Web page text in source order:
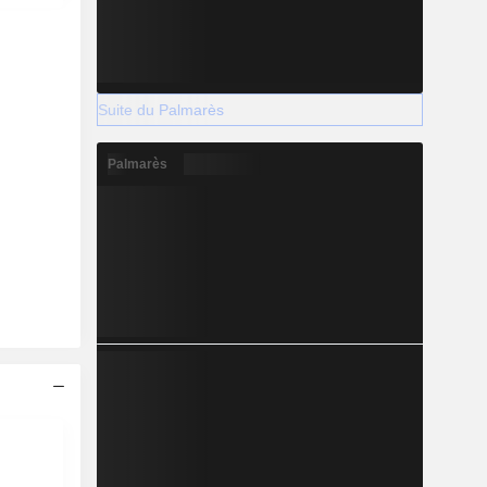
Suite du Palmarès
Palmarès